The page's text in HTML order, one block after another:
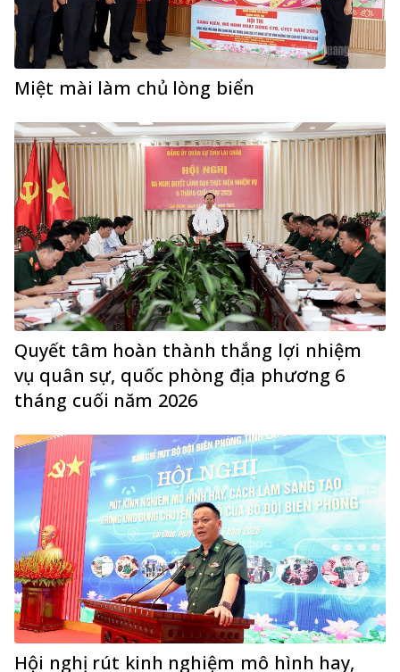
Miệt mài làm chủ lòng biển
Quyết tâm hoàn thành thắng lợi nhiệm
vụ quân sự, quốc phòng địa phương 6
tháng cuối năm 2026
Hội nghị rút kinh nghiệm mô hình hay,